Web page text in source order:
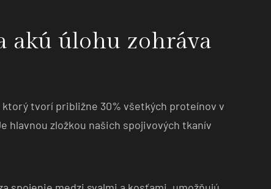
akú úlohu zohráva
tvorí približne 30% všetkých proteínov v
hlavnou zložkou našich spojivových tkanív